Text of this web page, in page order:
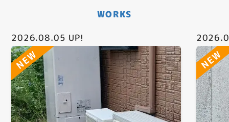
WORKS
2026.08.05 UP!